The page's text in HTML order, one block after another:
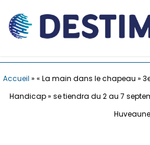
Accueil » « La main dans le chapeau »
Handicap » se tiendra du 2 au 7
Huveaune